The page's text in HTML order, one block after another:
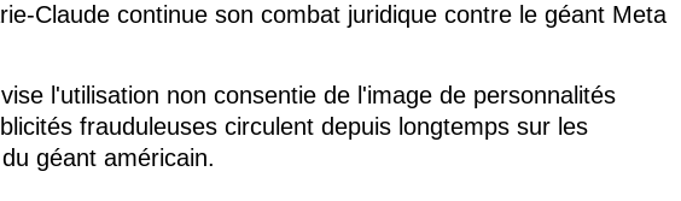
Claude continue son combat juridique contre le géant Meta
l'utilisation non consentie de l'image de personnalités
frauduleuses circulent depuis longtemps sur les
géant américain.